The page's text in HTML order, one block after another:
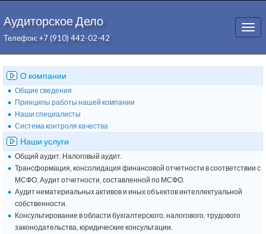
Аудиторское Дело
Телефон: +7 (910) 442-02-42
О компании
Общие сведения
Принципы работы нашей компании
Наши специалисты
Система контроля качества
Наши услуги
Общий аудит. Налоговый аудит.
Трансформация, консолидация финансовой отчетности в соответствии с
МСФО. Аудит отчетности, составленной по МСФО.
Аудит нематериальных активов и иных объектов интеллектуальной
собственности.
Консультирование в области бухгалтерского, налогового, трудового
законодательства, юридические консультации.